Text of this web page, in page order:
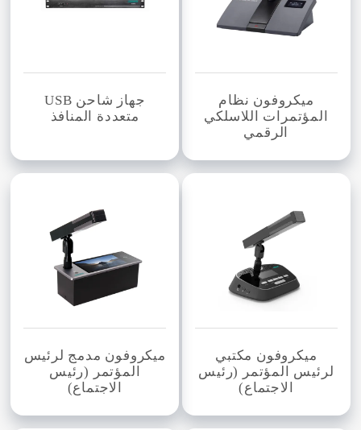
ميكروفون نظام
المؤتمرات اللاسلكي
الرقمي
جهاز شاحن USB
متعددة المنافذ
ميكروفون مكتبي
لرئيس المؤتمر (رئيس
الاجتماع)
ميكروفون مدمج لرئيس
المؤتمر (رئيس
الاجتماع)